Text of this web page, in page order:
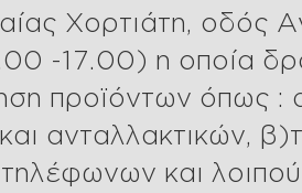
Χορτιάτη, οδός
-17.00) η οποία
προϊόντων όπως :
ανταλλακτικών,
και